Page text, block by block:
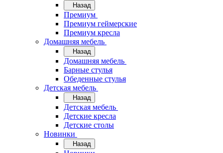
Назад
Премиум
Премиум геймерские
Премиум кресла
Домашняя мебель
Назад
Домашняя мебель
Барные стулья
Обеденные стулья
Детская мебель
Назад
Детская мебель
Детские кресла
Детские столы
Новинки
Назад